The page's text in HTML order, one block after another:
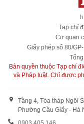
Tạp chí
Cơ quan
Giấy phép số 80/
Bản quyền thuộc Tạp chí
và Pháp luật. Chỉ được
Tầng 4, Tòa tháp Ngôi
Phường Cầu Giấy - Hà